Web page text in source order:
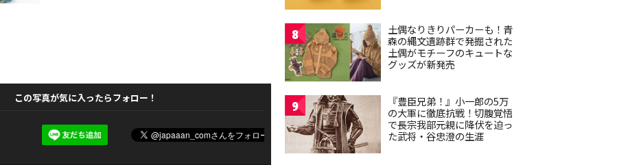
この写真が気に入ったらフォロー！
8
土偶なりきりパーカーも！青
森の縄文遺跡群で発掘された
土偶がモチーフのキュートな
グッズが新発売
9
『豊臣兄弟！』小一郎の5万
の大軍に徹底抗戦！切腹覚悟
で長宗我部元親に降伏を迫っ
た武将・谷忠澄の生涯